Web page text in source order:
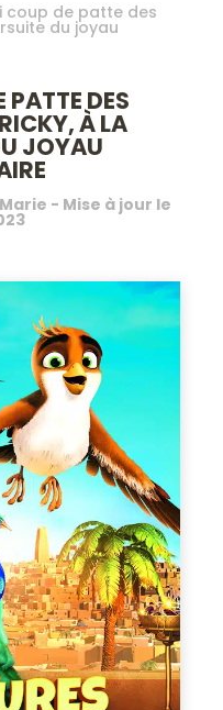
coup de patte des
du joyau
PATTE DES
À LA
JOYAU
- Mise à jour le